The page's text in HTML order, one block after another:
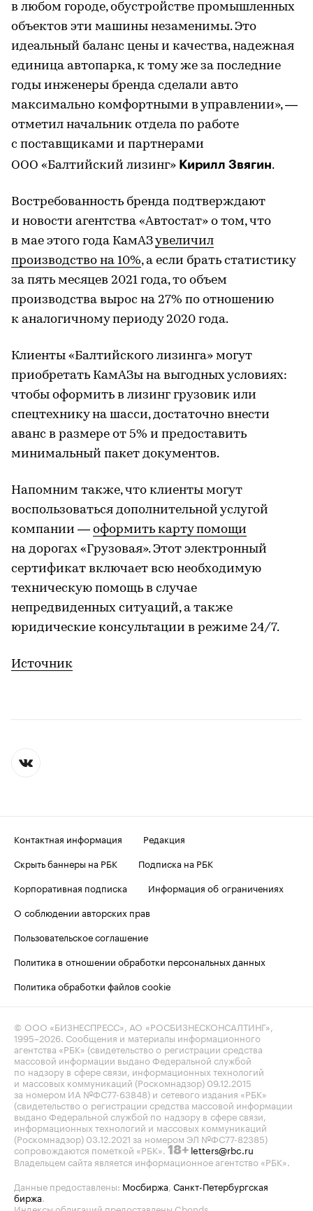
в любом городе, обустройстве промышленных
объектов эти машины незаменимы. Это
идеальный баланс цены и качества, надежная
единица автопарка, к тому же за последние
годы инженеры бренда сделали авто
максимально комфортными в управлении», —
отметил начальник отдела по работе
с поставщиками и партнерами
ООО «Балтийский лизинг» Кирилл Звягин.
Востребованность бренда подтверждают
и новости агентства «Автостат» о том, что
в мае этого года КамАЗувеличил
производство на 10%, а если брать статистику
за пять месяцев 2021 года, то объем
производства вырос на 27% по отношению
к аналогичному периоду 2020 года.
Клиенты «Балтийского лизинга» могут
приобретать КамАЗы на выгодных условиях:
чтобы оформить в лизинг грузовик или
спецтехнику на шасси, достаточно внести
аванс в размере от 5% и предоставить
минимальный пакет документов.
Напомним также, что клиенты могут
воспользоваться дополнительной услугой
компании — оформить карту помощи
на дорогах «Грузовая». Этот электронный
сертификат включает всю необходимую
техническую помощь в случае
непредвиденных ситуаций, а также
юридические консультации в режиме 24/7.
Источник
Контактная информация
Редакция
Скрыть баннеры на РБК
Подписка на РБК
Корпоративная подписка
Информация об ограничениях
О соблюдении авторских прав
Пользовательское соглашение
Политика в отношении обработки персональных данных
Политика обработки файлов cookie
© ООО «БИЗНЕСПРЕСС», АО «РОСБИЗНЕСКОНСАЛТИНГ»,
1995–2026. Сообщения и материалы информационного
агентства «РБК» (свидетельство о регистрации средства
массовой информации выдано Федеральной службой
по надзору в сфере связи, информационных технологий
и массовых коммуникаций (Роскомнадзор) 09.12.2015
за номером ИА №ФС77-63848) и сетевого издания «РБК»
(свидетельство о регистрации средства массовой информации
выдано Федеральной службой по надзору в сфере связи,
информационных технологий и массовых коммуникаций
(Роскомнадзор) 03.12.2021 за номером ЭЛ №ФС77-82385)
сопровождаются пометкой «РБК». 18+ letters@rbc.ru
Владельцем сайта является информационное агентство «РБК».
Данные предоставлены: Мосбиржа, Санкт-Петербургская
биржа.